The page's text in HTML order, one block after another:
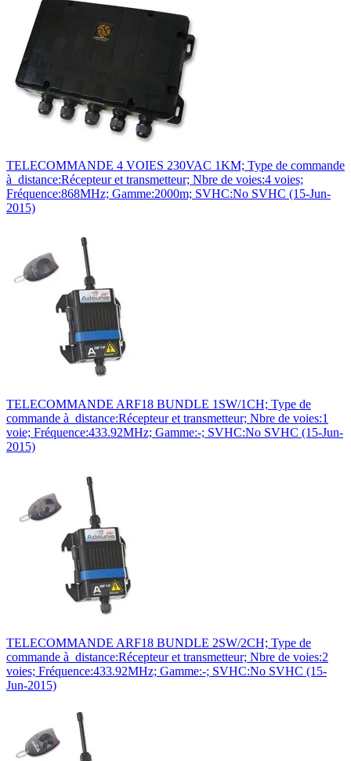
TELECOMMANDE 4 VOIES 230VAC 1KM; Type de commande
à distance:Récepteur et transmetteur; Nbre de voies:4 voies;
Fréquence:868MHz; Gamme:2000m; SVHC:No SVHC (15-Jun-
2015)
TELECOMMANDE ARF18 BUNDLE 1SW/1CH; Type de
commande à distance:Récepteur et transmetteur; Nbre de voies:1
voie; Fréquence:433.92MHz; Gamme:-; SVHC:No SVHC (15-Jun-
2015)
TELECOMMANDE ARF18 BUNDLE 2SW/2CH; Type de
commande à distance:Récepteur et transmetteur; Nbre de voies:2
voies; Fréquence:433.92MHz; Gamme:-; SVHC:No SVHC (15-
Jun-2015)